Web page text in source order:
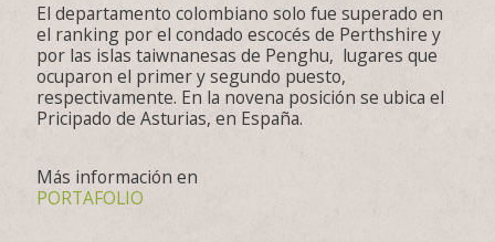
El departamento colombiano solo fue superado en
el ranking por el condado escocés de Perthshire y
por las islas taiwnanesas de Penghu, lugares que
ocuparon el primer y segundo puesto,
respectivamente. En la novena posición se ubica el
Pricipado de Asturias, en España.
Más información en
PORTAFOLIO